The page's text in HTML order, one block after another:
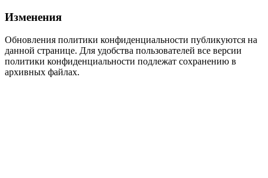
Изменения
Обновления политики конфиденциальности публикуются на
данной странице. Для удобства пользователей все версии
политики конфиденциальности подлежат сохранению в
архивных файлах.